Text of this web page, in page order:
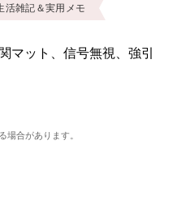
活雑記＆実用メモ
マット、信号無視、強引
場合があります。